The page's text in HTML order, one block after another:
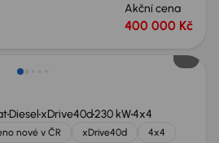
Akční cena
400 000 Kč
Diesel xDrive40d230 kW4x4
nové v ČR xDrive40d
4x4